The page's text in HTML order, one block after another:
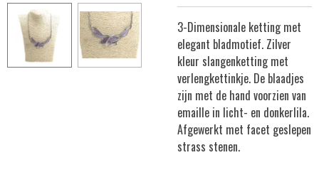
3-Dimensionale ketting met
elegant bladmotief. Zilver
kleur slangenketting met
verlengkettinkje. De blaadjes
zijn met de hand voorzien van
emaille in licht- en donkerlila.
Afgewerkt met facet geslepen
strass stenen.